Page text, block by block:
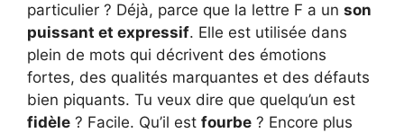
particulier ? Déjà, parce que la lettre F a un son
puissant et expressif. Elle est utilisée dans
plein de mots qui décrivent des émotions
fortes, des qualités marquantes et des défauts
bien piquants. Tu veux dire que quelqu’un est
fidèle ? Facile. Qu’il est fourbe ? Encore plus